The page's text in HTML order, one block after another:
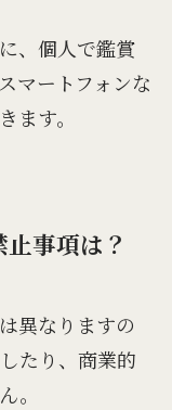
、個人で鑑賞
マートフォンな
ます。
事項は？
異なりますの
たり、商業的
。